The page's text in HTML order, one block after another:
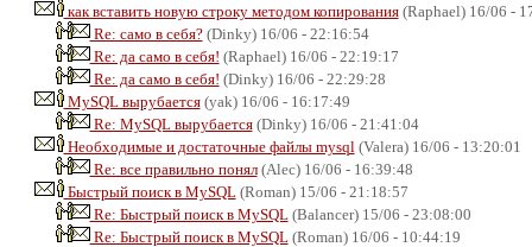
как вставить новую строку методом копирования(Raphael) 16/06 -
Re: само в себя?(Dinky) 16/06 - 22:16:54
Re: да само в себя! (Raphael) 16/06 - 22:19:17
Re: да само в себя! (Dinky) 16/06 - 22:29:28
MySQL вырубается(yak) 16/06 - 16:17:49
Re: MySQL вырубается(Dinky) 16/06 - 21:41:04
Необходимые и достаточные файлы mysql (Valera) 16/06 - 13:20:01
Re: все правильно понял(Alec) 16/06 - 16:39:48
Быстрый поиск в MySQL(Roman) 15/06 - 21:18:57
Re: Быстрый поиск в MySQL(Balancer) 15/06 - 23:08:00
Re: Быстрый поиск в MySQL(Roman) 16/06 - 10:44:19